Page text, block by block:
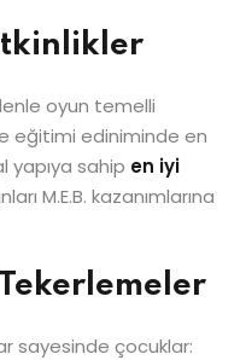
oyun temelli
eğitimi ediniminde en
yapıya sahip en iyi
M.E.B. kazanımlarına
sayesinde çocuklar: